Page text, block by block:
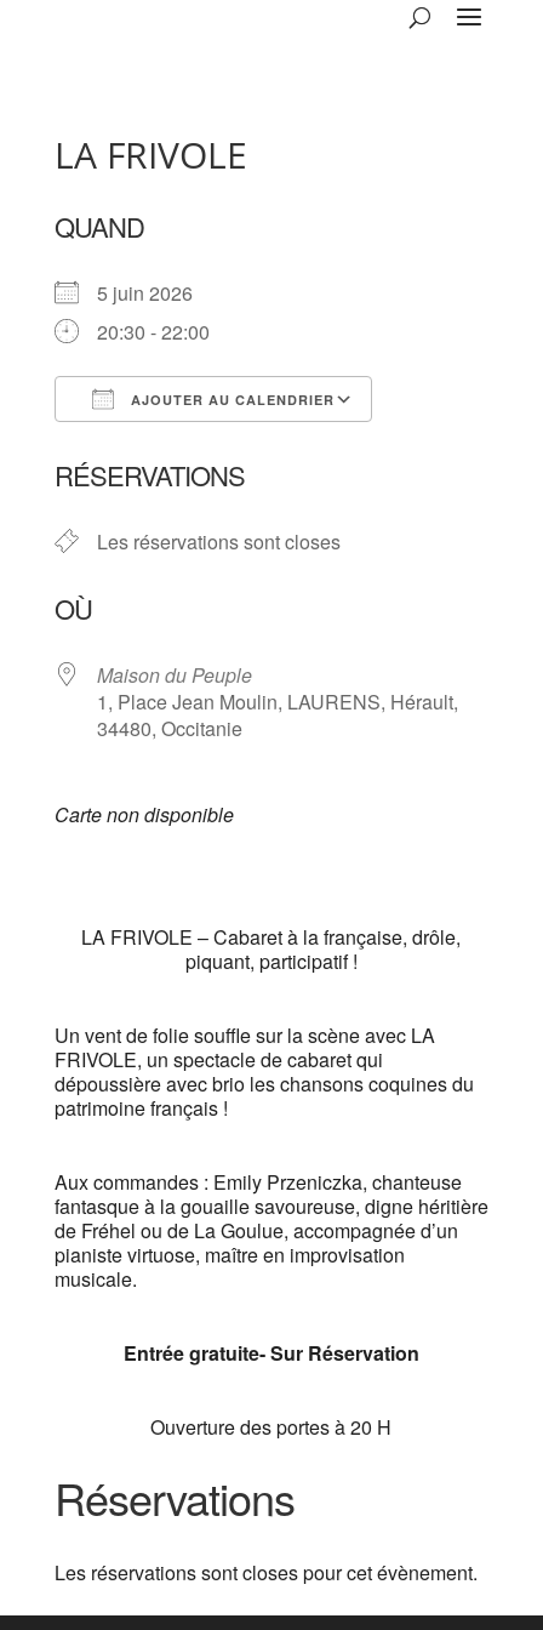
LA FRIVOLE
QUAND
5 juin 2026
20:30 - 22:00
AJOUTER AU CALENDRIER
RÉSERVATIONS
Les réservations sont closes
OÙ
Maison du Peuple
1, Place Jean Moulin, LAURENS, Hérault,
34480, Occitanie
Carte non disponible
LA FRIVOLE – Cabaret à la française, drôle,
piquant, participatif !
Un vent de folie souffle sur la scène avec LA
FRIVOLE, un spectacle de cabaret qui
dépoussière avec brio les chansons coquines du
patrimoine français !
Aux commandes : Emily Przeniczka, chanteuse
fantasque à la gouaille savoureuse, digne héritière
de Fréhel ou de La Goulue, accompagnée d’un
pianiste virtuose, maître en improvisation
musicale.
Entrée gratuite- Sur Réservation
Ouverture des portes à 20 H
Réservations
Les réservations sont closes pour cet évènement.